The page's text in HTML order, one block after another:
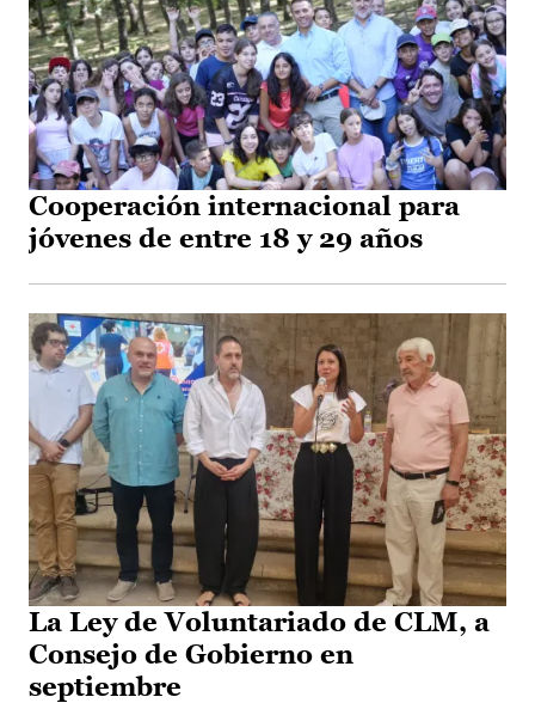
Cooperación internacional para
jóvenes de entre 18 y 29 años
La Ley de Voluntariado de CLM, a
Consejo de Gobierno en
septiembre